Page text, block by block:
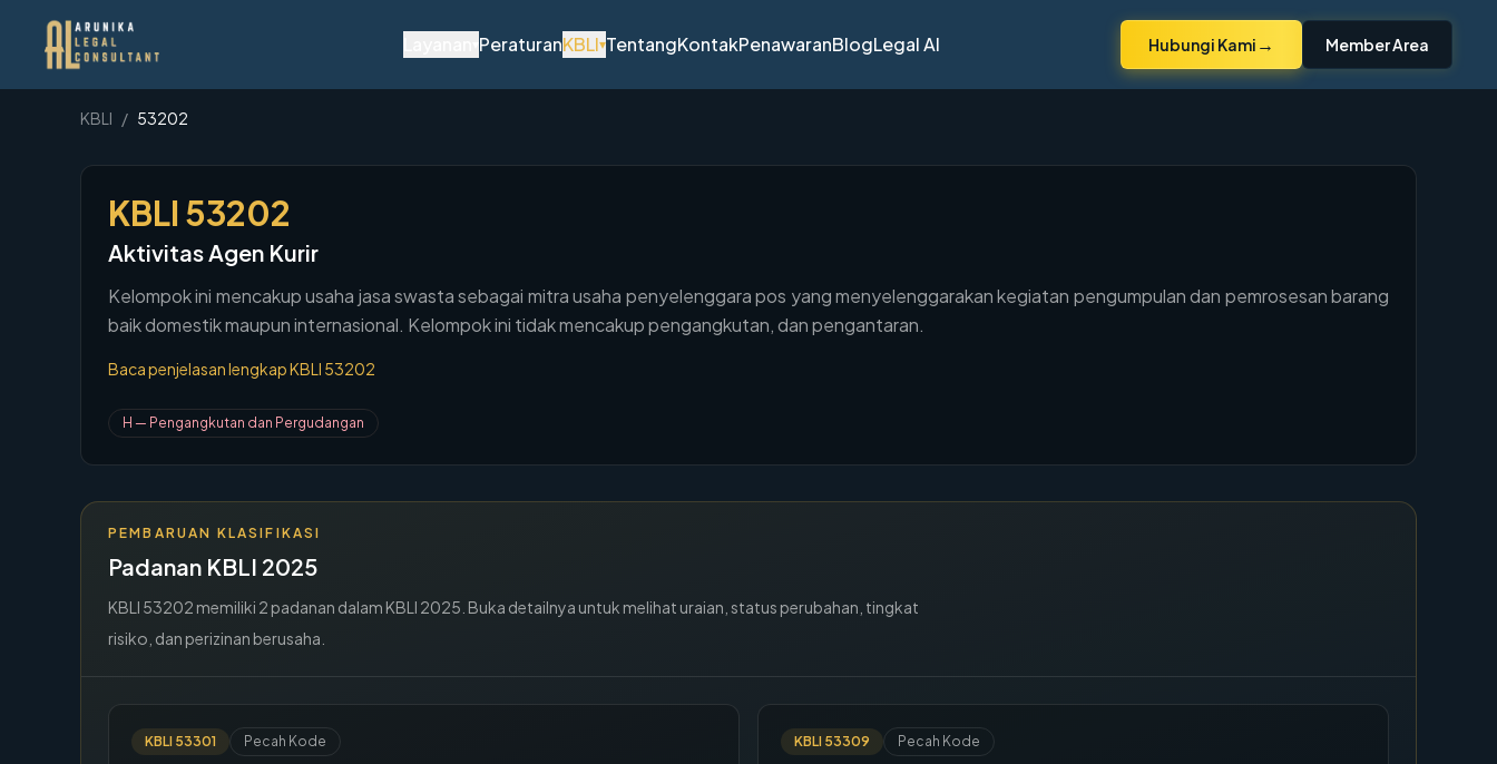
PeraturanKBLI▾TentangKontakPenawaranBlogLegal AI Hubungi Kami → Member Area
KBLI / 53202
KBLI 53202
Aktivitas Agen Kurir
Kelompok ini mencakup usaha jasa swasta sebagai mitra usaha penyelenggara pos yang menyelenggarakan kegiatan pengumpulan dan pemrosesan barang
baik domestik maupun internasional. Kelompok ini tidak mencakup pengangkutan, dan pengantaran.
Baca penjelasan lengkap KBLI 53202
H — Pengangkutan dan Pergudangan
PEMBARUAN KLASIFIKASI
Padanan KBLI 2025
KBLI 53202 memiliki 2 padanan dalam KBLI 2025. Buka detailnya untuk melihat uraian, status perubahan, tingkat
risiko, dan perizinan berusaha.
KBLI 53301 Pecah Kode KBLI 53309 Pecah Kode